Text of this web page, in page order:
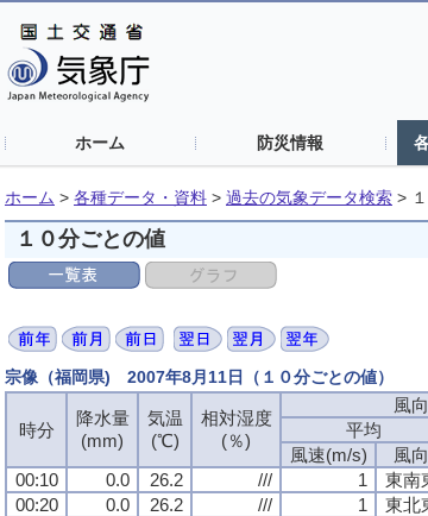
ホーム 防災情報
ホーム > 各種データ・資料 > 過去の気象データ検索 >
１０分ごとの値
宗像（福岡県) 2007年8月11日（１０分ごとの値）
時分
降水量
(mm)
気温
(℃)
相対湿度
(％)
風
平均
風速(m/s)
風向
00:10
0.0 26.2 /// 1 東南
00:20
0.0 26.2 /// 1 東北
時分
降水量
(mm)
気温
(℃)
相対湿度
(％)
風
平均
風速(m/s)
風向
00:10
0.0 26.2 /// 1 東南
00:20
0.0 26.2 /// 1 東北
時分
降水量
(mm)
気温
(℃)
相対湿度
(％)
風
平均
風速(m/s)
風向
00:10
0.0 26.2 /// 1 東南
00:20
0.0 26.2 /// 1 東北
時分
降水量
(mm)
気温
(℃)
相対湿度
(％)
風
平均
風速(m/s)
風向
00:10
0.0 26.2 /// 1 東南
00:20
0.0 26.2 /// 1 東北